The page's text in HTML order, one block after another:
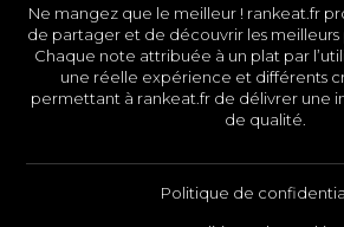
Ne mangez que le meilleur ! rankeat.fr
de partager et de découvrir les meilleurs
Chaque note attribuée à un plat par
une réelle expérience et différents
permettant à rankeat.fr de délivrer une
de qualité.
Politique de